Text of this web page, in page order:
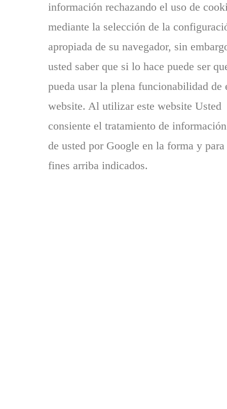
información rechazando el uso de
mediante la selección de la
apropiada de su navegador, sin
usted saber que si lo hace puede ser
pueda usar la plena funcionabilidad de
website. Al utilizar este website Usted
consiente el tratamiento de
de usted por Google en la forma y
fines arriba indicados.